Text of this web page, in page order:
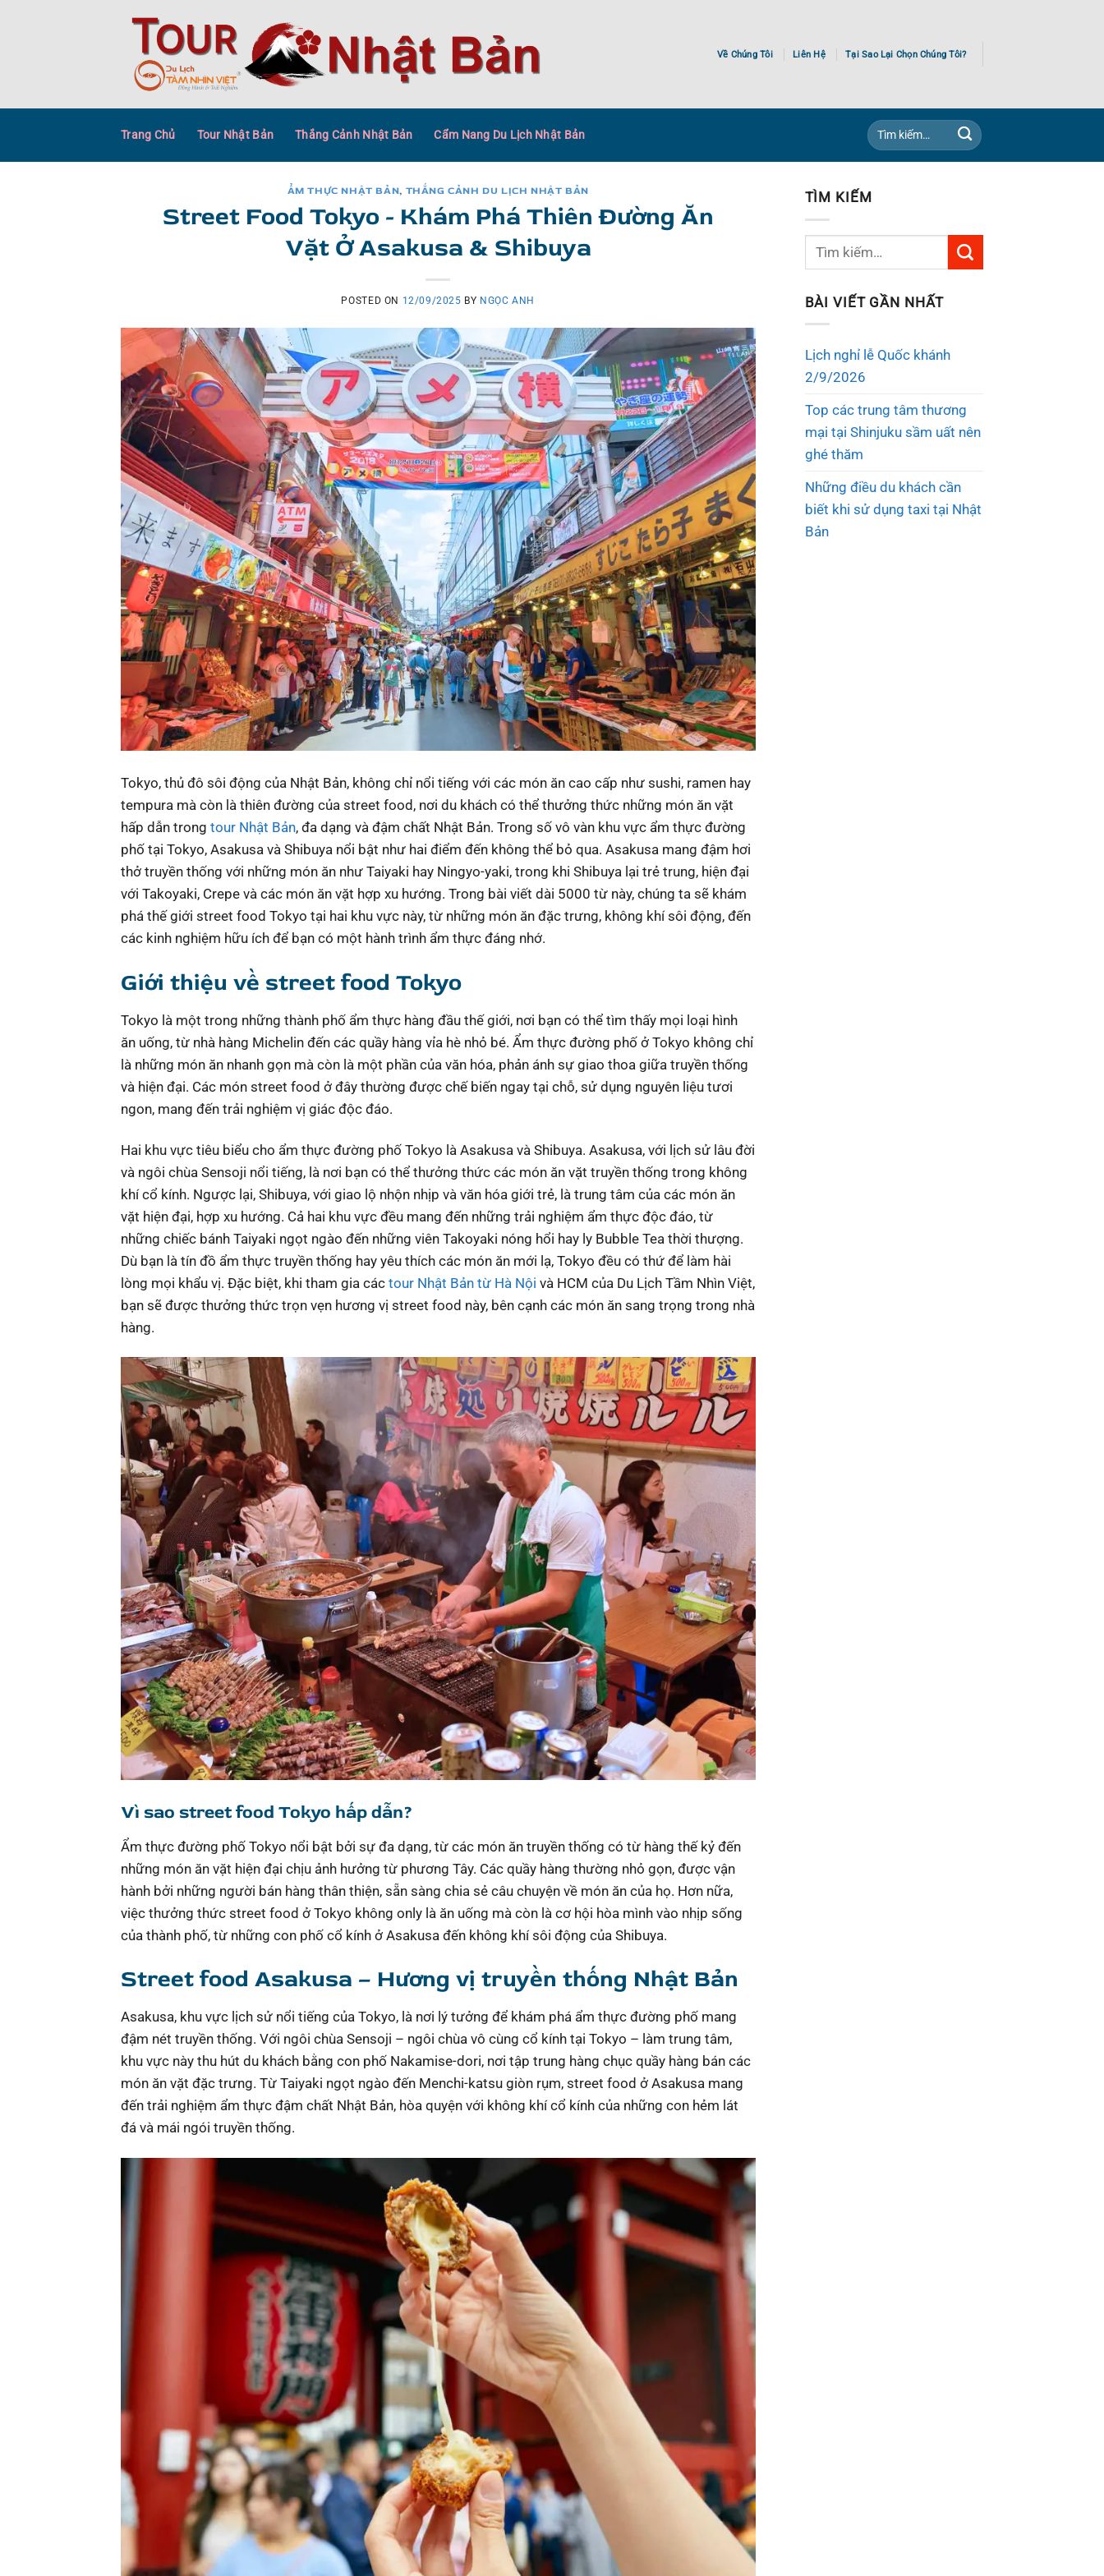
Về Chúng Tôi Liên Hệ Tại Sao Lại Chọn Chúng Tôi?
Trang Chủ Tour Nhật Bản Thắng Cảnh Nhật Bản Cẩm Nang Du Lịch Nhật Bản
Tìm
kiếm:
ẨM THỰC NHẬT BẢN, THẮNG CẢNH DU LỊCH NHẬT BẢN
Street Food Tokyo - Khám Phá Thiên Đường Ăn
Vặt Ở Asakusa & Shibuya
POSTED ON 12/09/2025 BY NGỌC ANH
Tokyo, thủ đô sôi động của Nhật Bản, không chỉ nổi tiếng với các món ăn cao cấp như sushi, ramen hay
tempura mà còn là thiên đường của street food, nơi du khách có thể thưởng thức những món ăn vặt
hấp dẫn trong tour Nhật Bản, đa dạng và đậm chất Nhật Bản. Trong số vô vàn khu vực ẩm thực đường
phố tại Tokyo, Asakusa và Shibuya nổi bật như hai điểm đến không thể bỏ qua. Asakusa mang đậm hơi
thở truyền thống với những món ăn như Taiyaki hay Ningyo-yaki, trong khi Shibuya lại trẻ trung, hiện đại
với Takoyaki, Crepe và các món ăn vặt hợp xu hướng. Trong bài viết dài 5000 từ này, chúng ta sẽ khám
phá thế giới street food Tokyo tại hai khu vực này, từ những món ăn đặc trưng, không khí sôi động, đến
các kinh nghiệm hữu ích để bạn có một hành trình ẩm thực đáng nhớ.
Giới thiệu về street food Tokyo
Tokyo là một trong những thành phố ẩm thực hàng đầu thế giới, nơi bạn có thể tìm thấy mọi loại hình
ăn uống, từ nhà hàng Michelin đến các quầy hàng vỉa hè nhỏ bé. Ẩm thực đường phố ở Tokyo không chỉ
là những món ăn nhanh gọn mà còn là một phần của văn hóa, phản ánh sự giao thoa giữa truyền thống
và hiện đại. Các món street food ở đây thường được chế biến ngay tại chỗ, sử dụng nguyên liệu tươi
ngon, mang đến trải nghiệm vị giác độc đáo.
Hai khu vực tiêu biểu cho ẩm thực đường phố Tokyo là Asakusa và Shibuya. Asakusa, với lịch sử lâu đời
và ngôi chùa Sensoji nổi tiếng, là nơi bạn có thể thưởng thức các món ăn vặt truyền thống trong không
khí cổ kính. Ngược lại, Shibuya, với giao lộ nhộn nhịp và văn hóa giới trẻ, là trung tâm của các món ăn
vặt hiện đại, hợp xu hướng. Cả hai khu vực đều mang đến những trải nghiệm ẩm thực độc đáo, từ
những chiếc bánh Taiyaki ngọt ngào đến những viên Takoyaki nóng hổi hay ly Bubble Tea thời thượng.
Dù bạn là tín đồ ẩm thực truyền thống hay yêu thích các món ăn mới lạ, Tokyo đều có thứ để làm hài
lòng mọi khẩu vị. Đặc biệt, khi tham gia các tour Nhật Bản từ Hà Nội và HCM của Du Lịch Tầm Nhìn Việt,
bạn sẽ được thưởng thức trọn vẹn hương vị street food này, bên cạnh các món ăn sang trọng trong nhà
hàng.
Vì sao street food Tokyo hấp dẫn?
Ẩm thực đường phố Tokyo nổi bật bởi sự đa dạng, từ các món ăn truyền thống có từ hàng thế kỷ đến
những món ăn vặt hiện đại chịu ảnh hưởng từ phương Tây. Các quầy hàng thường nhỏ gọn, được vận
hành bởi những người bán hàng thân thiện, sẵn sàng chia sẻ câu chuyện về món ăn của họ. Hơn nữa,
việc thưởng thức street food ở Tokyo không only là ăn uống mà còn là cơ hội hòa mình vào nhịp sống
của thành phố, từ những con phố cổ kính ở Asakusa đến không khí sôi động của Shibuya.
Street food Asakusa – Hương vị truyền thống Nhật Bản
Asakusa, khu vực lịch sử nổi tiếng của Tokyo, là nơi lý tưởng để khám phá ẩm thực đường phố mang
đậm nét truyền thống. Với ngôi chùa Sensoji – ngôi chùa vô cùng cổ kính tại Tokyo – làm trung tâm,
khu vực này thu hút du khách bằng con phố Nakamise-dori, nơi tập trung hàng chục quầy hàng bán các
món ăn vặt đặc trưng. Từ Taiyaki ngọt ngào đến Menchi-katsu giòn rụm, street food ở Asakusa mang
đến trải nghiệm ẩm thực đậm chất Nhật Bản, hòa quyện với không khí cổ kính của những con hẻm lát
đá và mái ngói truyền thống.
TÌM KIẾM
BÀI VIẾT GẦN NHẤT
Lịch nghỉ lễ Quốc khánh
2/9/2026
Top các trung tâm thương
mại tại Shinjuku sầm uất nên
ghé thăm
Những điều du khách cần
biết khi sử dụng taxi tại Nhật
Bản